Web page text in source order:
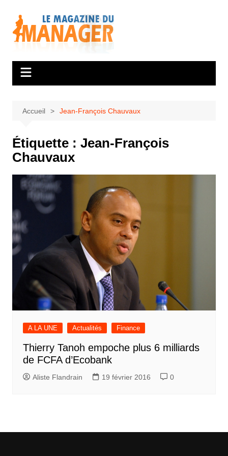
contenu
Accueil Jean-François Chauvaux
Étiquette : Jean-François
Chauvaux
A LA UNE Actualités Finance
Thierry Tanoh empoche plus 6 milliards
de FCFA d’Ecobank
Aliste Flandrain 19 février 2016 0